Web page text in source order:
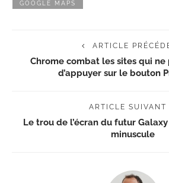
GOOGLE MAPS
ARTICLE
Chrome combat les sites qui
d’appuyer sur le bouton
ARTICLE SUIVANT
Le trou de l’écran du futur
minuscule